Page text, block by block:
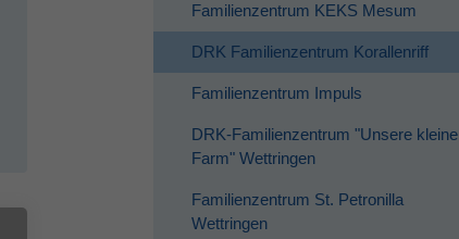
Familienzentrum KEKS Mesum
DRK Familienzentrum Korallenriff
Familienzentrum Impuls
DRK-Familienzentrum "Unsere kleine
Farm" Wettringen
Familienzentrum St. Petronilla
Wettringen